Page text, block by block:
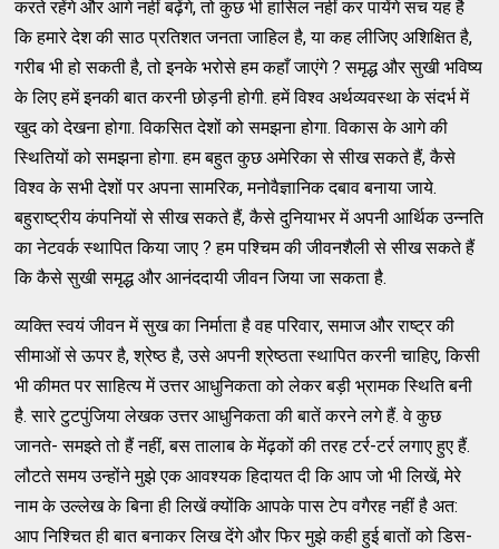
करते रहेंगे और आगे नहीं बढ़ेंगे, तो कुछ भी हासिल नहीं कर पायेंगे सच यह है
कि हमारे देश की साठ प्रतिशत जनता जाहिल है, या कह लीजिए अशिक्षित है,
गरीब भी हो सकती है, तो इनके भरोसे हम कहाँ जाएंगे ? समृद्ध और सुखी भविष्य
के लिए हमें इनकी बात करनी छोड़नी होगी. हमें विश्व अर्थव्यवस्था के संदर्भ में
खुद को देखना होगा. विकसित देशों को समझना होगा. विकास के आगे की
स्थितियों को समझना होगा. हम बहुत कुछ अमेरिका से सीख सकते हैं, कैसे
विश्व के सभी देशों पर अपना सामरिक, मनोवैज्ञानिक दबाव बनाया जाये.
बहुराष्ट्रीय कंपनियों से सीख सकते हैं, कैसे दुनियाभर में अपनी आर्थिक उन्नति
का नेटवर्क स्थापित किया जाए ? हम पश्चिम की जीवनशैली से सीख सकते हैं
कि कैसे सुखी समृद्ध और आनंददायी जीवन जिया जा सकता है.
व्यक्ति स्वयं जीवन में सुख का निर्माता है वह परिवार, समाज और राष्ट्र की
सीमाओं से ऊपर है, श्रेष्ठ है, उसे अपनी श्रेष्ठता स्थापित करनी चाहिए, किसी
भी कीमत पर साहित्य में उत्तर आधुनिकता को लेकर बड़ी भ्रामक स्थिति बनी
है. सारे टुटपुंजिया लेखक उत्तर आधुनिकता की बातें करने लगे हैं. वे कुछ
जानते- समझ्ते तो हैं नहीं, बस तालाब के मेंढ़कों की तरह टर्र-टर्र लगाए हुए हैं.
लौटते समय उन्होंने मुझे एक आवश्यक हिदायत दी कि आप जो भी लिखें, मेरे
नाम के उल्लेख के बिना ही लिखें क्योंकि आपके पास टेप वगैरह नहीं है अत:
आप निश्चित ही बात बनाकर लिख देंगे और फिर मुझे कही हुई बातों को डिस-